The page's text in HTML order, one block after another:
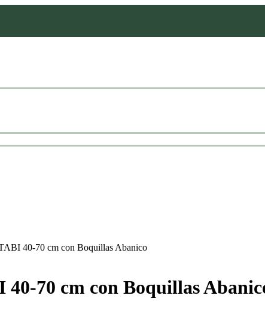
40-70 cm con Boquillas Abanico
70 cm con Boquillas